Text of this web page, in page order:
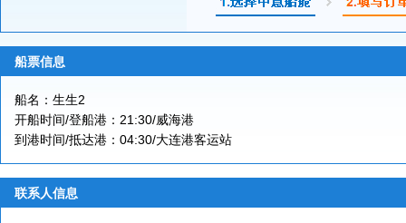
船票信息
船名：生生2
开船时间/登船港：21:30/威海港
到港时间/抵达港：04:30/大连港客运站
联系人信息